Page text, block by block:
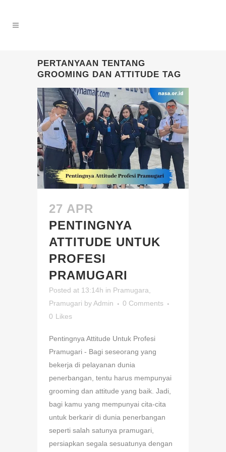
PERTANYAAN TENTANG
GROOMING DAN ATTITUDE TAG
27 APR
PENTINGNYA
ATTITUDE UNTUK
PROFESI
PRAMUGARI
Posted at 13:14h in Pramugara
Pramugari byAdmin
0 Comments
0 Likes
Pentingnya Attitude Untuk Profesi
Pramugari - Bagi seseorang yang
bekerja di pelayanan dunia
penerbangan, tentu harus mempunyai
grooming dan attitude yang baik. Jadi,
bagi kamu yang mempunyai cita-cita
untuk berkarir di dunia penerbangan
seperti salah satunya pramugari,
persiapkan segala sesuatunya dengan